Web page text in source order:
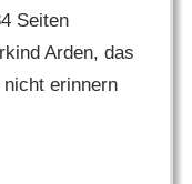
Seiten
Arden, das
erinnern